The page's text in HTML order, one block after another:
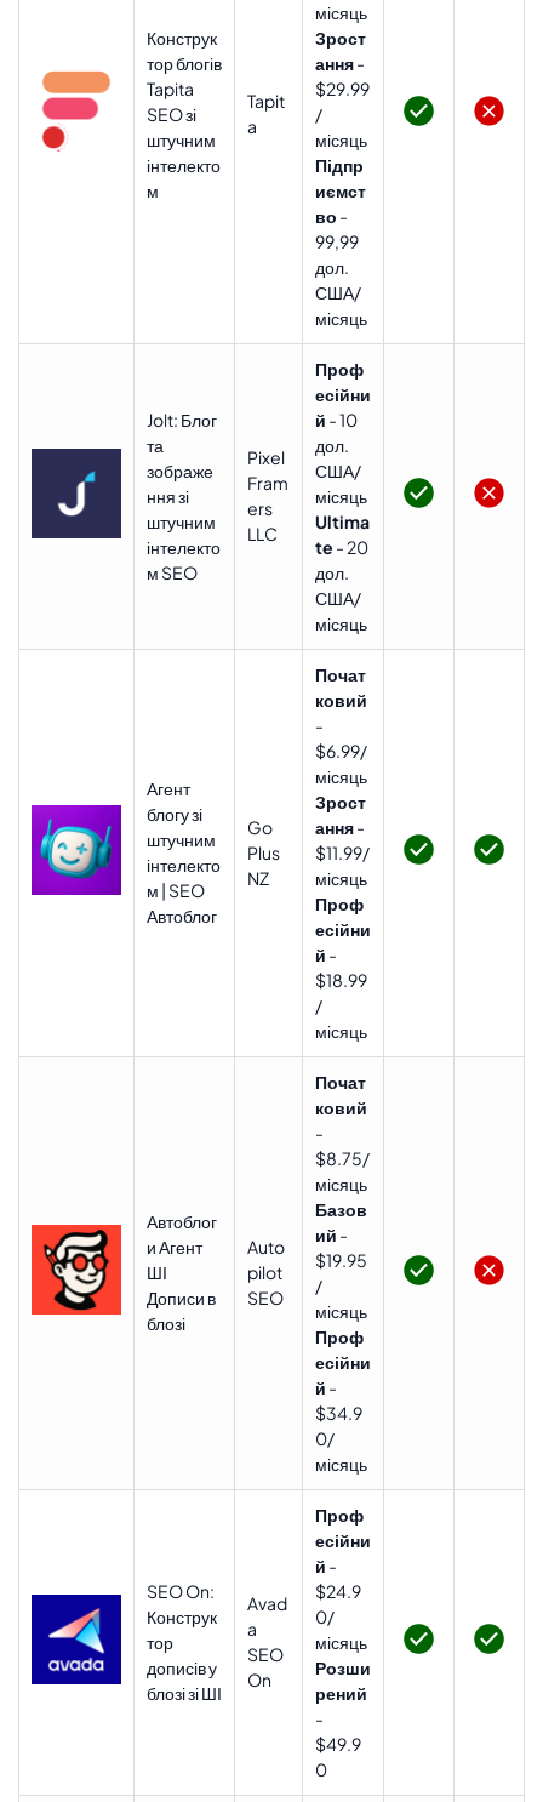
Конструк
тор блогів
Tapita
SEO зі
штучним
інтелекто
м
Tapit
a
місяць
Зрост
ання-
$29.99
/
місяць
Підпр
иємст
во -
99,99
дол.
США/
місяць
Jolt: Блог
та
зображе
ння зі
штучним
інтелекто
м SEO
Pixel
Fram
ers
LLC
Проф
есійни
й - 10
дол.
США/
місяць
Ultima
te - 20
дол.
США/
місяць
Агент
блогу зі
штучним
інтелекто
м | SEO
Автоблог
Go
Plus
NZ
Почат
ковий
-
$6.99/
місяць
Зрост
ання-
$11.99/
місяць
Проф
есійни
й -
$18.99
/
місяць
Автоблог
и Агент
ШІ
Дописи в
блозі
Auto
pilot
SEO
Почат
ковий
-
$8.75/
місяць
Базов
ий -
$19.95
/
місяць
Проф
есійни
й -
$34.9
0/
місяць
SEO On:
Конструк
тор
дописів у
блозі зі ШІ
Avad
a
SEO
On
Проф
есійни
й -
$24.9
0/
місяць
Розши
рений
-
$49.9
0